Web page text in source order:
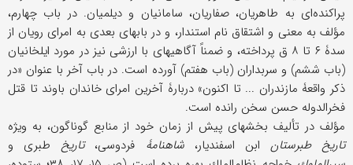
پراكنده‌ای به طاهریان، صفاریان، سامانیان و دیلمیان. در باب چهارم،
مؤلف به معنی و اشتقاق نام استندار، و در بابهای بعدی به امرای رویان از
سدۀ ۶ تا ۸ ق پرداخته، و ضمناً آگاهیهای با ارزشی نیز در مورد ایلخانیان
(باب ششم) و سربداران (باب هفتم) آورده است. در باب آخر با عنوان «در
ذكر واقعۀ مازندران ... تا اكنون» دربارۀ آخرین امرای خاندان باوند تا قتل
فخرالدوله حسن سخن رانده است.
مؤلف در تألیف بخشهای پیش از زمان خود از منابع گوناگون، به ویژه
تاریخ طبرستان ابن اسفندیار،شاهنامۀ فردوسی،تاریخطبری و